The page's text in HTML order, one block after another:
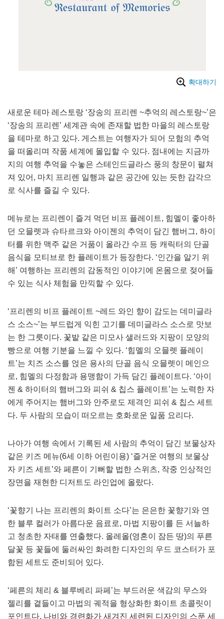
확대하기
새로운 테마 레스토랑 ‘장송의 프리렌 ~추억의 레스토랑~’은
‘장송의 프리렌’ 세계관 속에 존재할 법한 마을의 레스토랑
을 테마로 하고 있다. 게스트는 여행자가 되어 모험의 추억
을 떠올리며 작품 세계에 몰입할 수 있다. 점내에는 지금까
지의 여행 추억을 수놓은 스테인드글라스 풍의 창문이 펼쳐
져 있어, 마치 프리렌 일행과 같은 공간에 있는 듯한 감각으
로 식사를 즐길 수 있다.
메뉴로는 프리렌이 즐겨 먹던 비프 플레이트, 힘멜이 좋아하
던 오믈렛과 슈타르크와 아이젠의 추억이 담긴 햄버그, 하이
터를 위한 맥주 같은 거품이 올라간 수프 등 캐릭터의 단골
음식을 모티브로 한 플레이트가 등장한다. ‘인간을 알기 위
해’ 여행하는 프리렌의 감동적인 이야기에 온몸으로 젖어들
수 있는 식사 체험을 만끽할 수 있다.
‘프리렌의 비프 플레이트 ~레드 와인 향이 감도는 데미글라
스 소스~’는 부드럽게 익힌 고기를 데미글라스 소스로 맛보
는 한 그릇이다. 꽃밭 같은 미모사 샐러드와 지팡이 모양의
빵으로 여행 기분을 느낄 수 있다. ‘힘멜의 오믈렛 플레이
트’는 치즈 소스를 얹은 용사의 단골 음식 오믈렛이 메인으
로, 힘멜의 다정함과 용맹함이 가득 담긴 플레이트다. ‘아이
젠 & 하이터의 햄버그와 피쉬 & 칩스 플레이트’는 노력한 자
에게 주어지는 햄버그와 안주로도 제격인 피쉬 & 칩스 세트
다. 두 사람의 모습이 떠오르는 호화로운 일품 요리다.
나아가 여행 속에서 기록된 세 사람의 추억이 담긴 보물상자
같은 키즈 메뉴(6세 이하 어린이용) ‘즐거운 여행의 보물상
자 키즈 세트’와 페른이 기뻐할 법한 스위츠, 작중 인상적인
장면을 재현한 디저트도 라인업에 올랐다.
‘꽃향기 나는 프리렌의 화이트 소다’는 은은한 꽃향기와 연
한 블루 컬러가 아름다운 음료로, 마법 지팡이를 든 서늘하
고 청초한 자태를 연출했다. 올레올(영혼이 잠든 땅)의 푸른
달꽃 등 꽃들에 둘러싸인 화려한 디자인의 우드 코스터가 포
함된 세트도 준비되어 있다.
‘페른의 체리 & 블루베리 파페’는 부드러운 색감의 무스와
젤리를 곁들이고 마법의 궤적을 형상화한 화이트 초콜릿이
포인트다. 나비와 경련화가 새겨진 세련된 디자인의 스푼 세